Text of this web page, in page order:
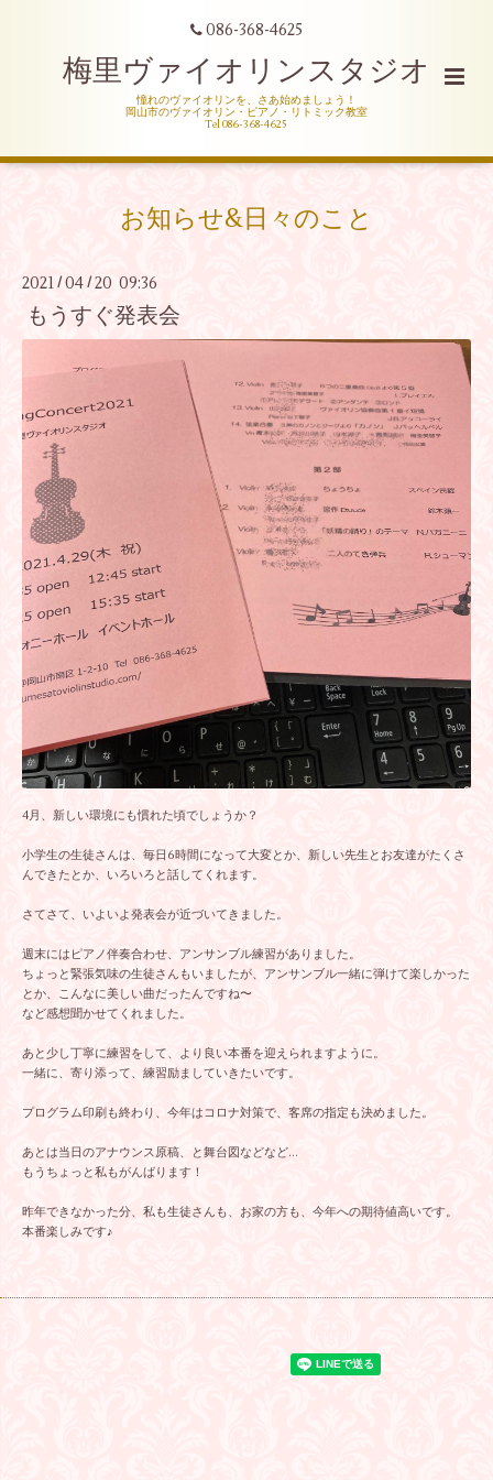
086-368-4625
梅里ヴァイオリンスタジオ
憧れのヴァイオリンを、さあ始めましょう！
岡山市のヴァイオリン・ピアノ・リトミック教室
Tel 086-368-4625
お知らせ&日々のこと
2021 /04 /20 09:36
もうすぐ発表会
4月、新しい環境にも慣れた頃でしょうか？
小学生の生徒さんは、毎日6時間になって大変とか、新しい先生とお友達がたくさ
んできたとか、いろいろと話してくれます。
さてさて、いよいよ発表会が近づいてきました。
週末にはピアノ伴奏合わせ、アンサンブル練習がありました。
ちょっと緊張気味の生徒さんもいましたが、アンサンブル一緒に弾けて楽しかった
とか、こんなに美しい曲だったんですね〜
など感想聞かせてくれました。
あと少し丁寧に練習をして、より良い本番を迎えられますように。
一緒に、寄り添って、練習励ましていきたいです。
プログラム印刷も終わり、今年はコロナ対策で、客席の指定も決めました。
あとは当日のアナウンス原稿、と舞台図などなど…
もうちょっと私もがんばります！
昨年できなかった分、私も生徒さんも、お家の方も、今年への期待値高いです。
本番楽しみです♪